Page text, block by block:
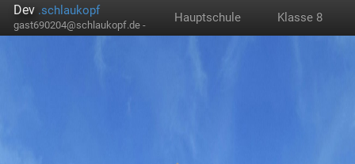
Dev .schlaukopf
gast690204@schlaukopf.de -
Hauptschule Klasse 8